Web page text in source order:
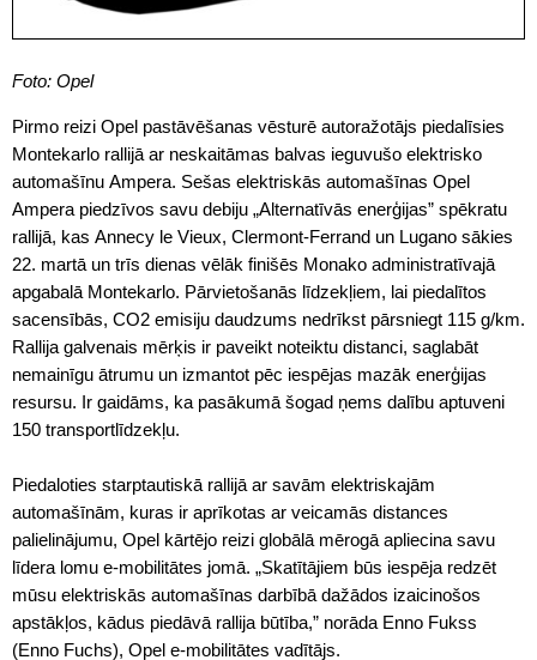
Foto: Opel
Pirmo reizi Opel pastāvēšanas vēsturē autoražotājs piedalīsies
Montekarlo rallijā ar neskaitāmas balvas ieguvušo elektrisko
automašīnu Ampera. Sešas elektriskās automašīnas Opel
Ampera piedzīvos savu debiju „Alternatīvās enerģijas” spēkratu
rallijā, kas Annecy le Vieux, Clermont-Ferrand un Lugano sākies
22. martā un trīs dienas vēlāk finišēs Monako administratīvajā
apgabalā Montekarlo. Pārvietošanās līdzekļiem, lai piedalītos
sacensībās, CO2 emisiju daudzums nedrīkst pārsniegt 115 g/km.
Rallija galvenais mērķis ir paveikt noteiktu distanci, saglabāt
nemainīgu ātrumu un izmantot pēc iespējas mazāk enerģijas
resursu. Ir gaidāms, ka pasākumā šogad ņems dalību aptuveni
150 transportlīdzekļu.
Piedaloties starptautiskā rallijā ar savām elektriskajām
automašīnām, kuras ir aprīkotas ar veicamās distances
palielinājumu, Opel kārtējo reizi globālā mērogā apliecina savu
līdera lomu e-mobilitātes jomā. „Skatītājiem būs iespēja redzēt
mūsu elektriskās automašīnas darbībā dažādos izaicinošos
apstākļos, kādus piedāvā rallija būtība,” norāda Enno Fukss
(Enno Fuchs), Opel e-mobilitātes vadītājs.